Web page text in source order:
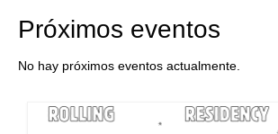
Próximos eventos
No hay próximos eventos actualmente.